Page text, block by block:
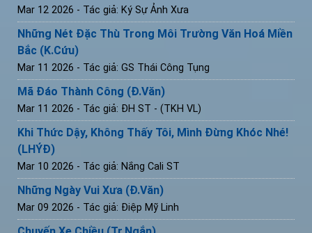
Mar 12 2026 - Tác giả: Ký Sự Ảnh Xưa
Những Nét Đặc Thù Trong Môi Trường Văn Hoá Miền
Bắc (K.Cứu)
Mar 11 2026 - Tác giả: GS Thái Công Tụng
Mã Đáo Thành Công (Đ.Văn)
Mar 11 2026 - Tác giả: ĐH ST - (TKH VL)
Khi Thức Dậy, Không Thấy Tôi, Mình Đừng Khóc Nhé!
(LHÝĐ)
Mar 10 2026 - Tác giả: Nắng Cali ST
Những Ngày Vui Xưa (Đ.Văn)
Mar 09 2026 - Tác giả: Điệp Mỹ Linh